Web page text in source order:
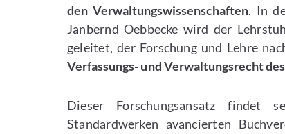
den Verwaltungswissenschaften. In
Janbernd Oebbecke wird der
geleitet, der Forschung und Lehre
Verfassungs- und Verwaltungsrecht
Dieser Forschungsansatz findet
Standardwerken avancierten